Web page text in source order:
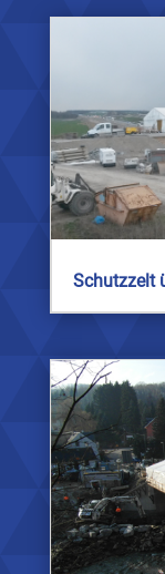
Schutzzelt